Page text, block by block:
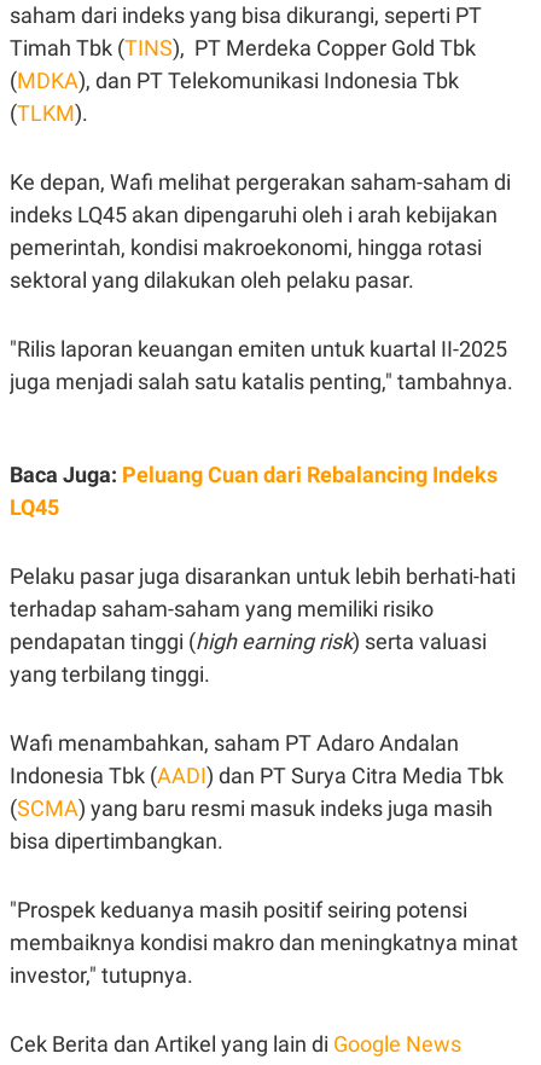
S
A
T
A
T
A
A
G
E
N
T
N
T
V
P
S
S
JARINGAN
T
A
N
D
E
Y
S
S
R
E
A
S
.
D
A
N
G
G
A
N
A
E
A
N
E
R
J
E
T
N
P
V
E
saham dari indeks yang bisa dikurangi, seperti PT
Timah Tbk (TINS), PT Merdeka Copper Gold Tbk
(MDKA), dan PT Telekomunikasi Indonesia Tbk
(TLKM).
Ke depan, Wafi melihat pergerakan saham-saham di
indeks LQ45 akan dipengaruhi oleh i arah kebijakan
pemerintah, kondisi makroekonomi, hingga rotasi
sektoral yang dilakukan oleh pelaku pasar.
"Rilis laporan keuangan emiten untuk kuartal II-2025
juga menjadi salah satu katalis penting," tambahnya.
Baca Juga: Peluang Cuan dari Rebalancing Indeks
LQ45
Pelaku pasar juga disarankan untuk lebih berhati-hati
terhadap saham-saham yang memiliki risiko
pendapatan tinggi (high earning risk) serta valuasi
yang terbilang tinggi.
Wafi menambahkan, saham PT Adaro Andalan
Indonesia Tbk (AADI) dan PT Surya Citra Media Tbk
(SCMA) yang baru resmi masuk indeks juga masih
bisa dipertimbangkan.
"Prospek keduanya masih positif seiring potensi
membaiknya kondisi makro dan meningkatnya minat
investor," tutupnya.
Cek Berita dan Artikel yang lain di Google News